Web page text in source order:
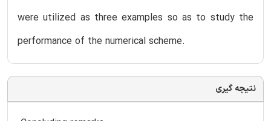
were utilized as three examples so as to study the
performance of the numerical scheme.
نتیجه گیری